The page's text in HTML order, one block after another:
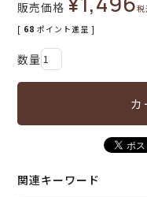
販売価格
税
[ 68 ポイント進呈 ]
カ
関連キーワード